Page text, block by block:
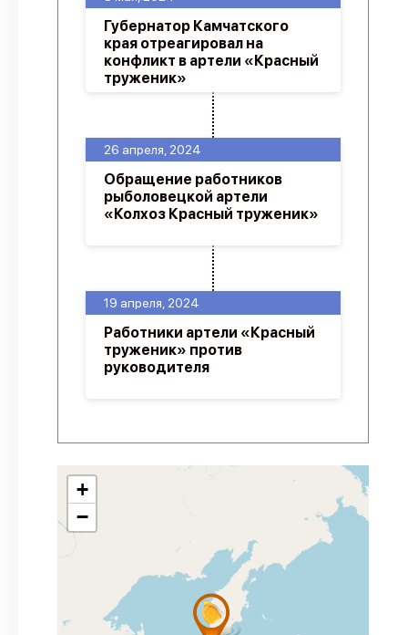
19 апреля, 2024
Работники артели «Красный
труженик» против
руководителя
26 апреля, 2024
Обращение работников
рыболовецкой артели
«Колхоз Красный труженик»
Губернатор Камчатского
края отреагировал на
конфликт в артели «Красный
труженик»
+
−